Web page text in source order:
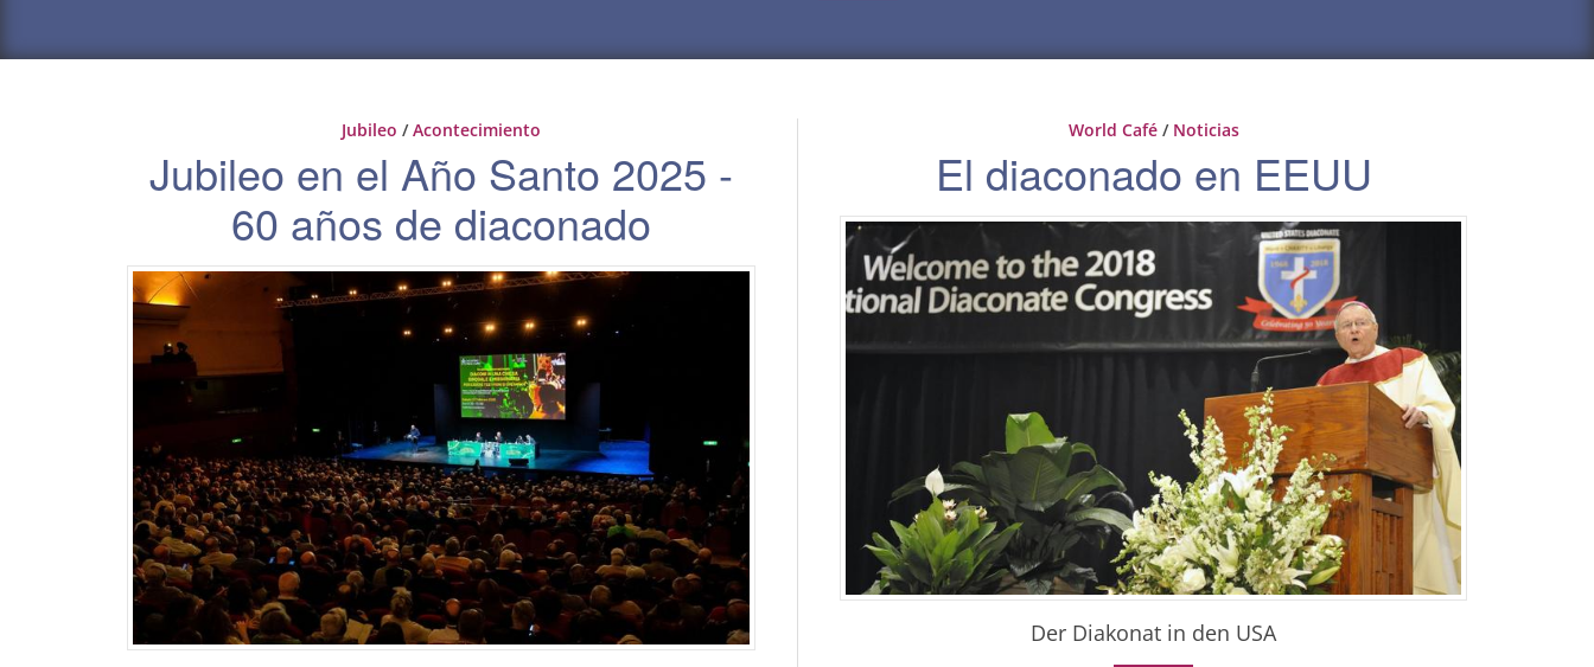
Jubileo /Acontecimiento
Jubileo en el Año Santo 2025 -
60 años de diaconado
World Café/ Noticias
El diaconado en EEUU
Der Diakonat in den USA